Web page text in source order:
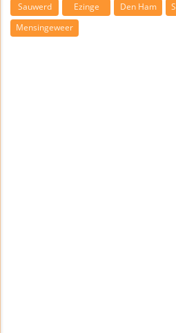
Sauwerd
Ezinge Den Ham
Mensingeweer